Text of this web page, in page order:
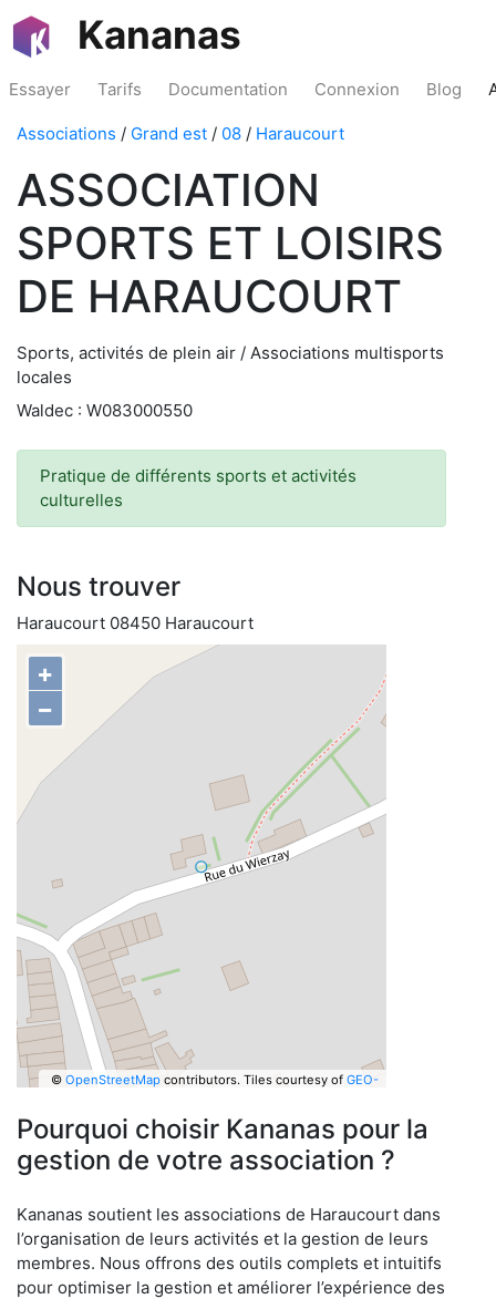
Kananas
Essayer Tarifs Documentation Connexion Blog
Associations / Grand est / 08 / Haraucourt
ASSOCIATION
SPORTS ET LOISIRS
DE HARAUCOURT
Sports, activités de plein air / Associations multisports
locales
Waldec : W083000550
Pratique de différents sports et activités
culturelles
Nous trouver
Haraucourt 08450 Haraucourt
+
−
© OpenStreetMapcontributors. Tiles courtesy of GEO-
Pourquoi choisir Kananas pour la
gestion de votre association ?
Kananas soutient les associations de Haraucourt dans
l’organisation de leurs activités et la gestion de leurs
membres. Nous offrons des outils complets et intuitifs
pour optimiser la gestion et améliorer l’expérience des